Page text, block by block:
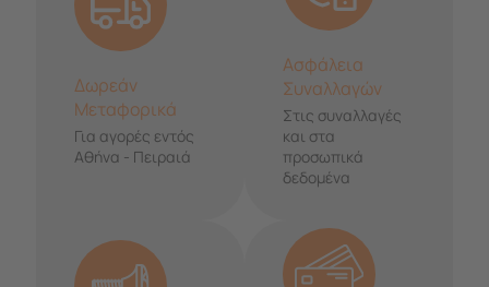
Δωρεάν
Μεταφορικά
Για αγορές εντός
Αθήνα - Πειραιά
Ασφάλεια
Συναλλαγών
Στις συναλλαγές
και στα
προσωπικά
δεδομένα